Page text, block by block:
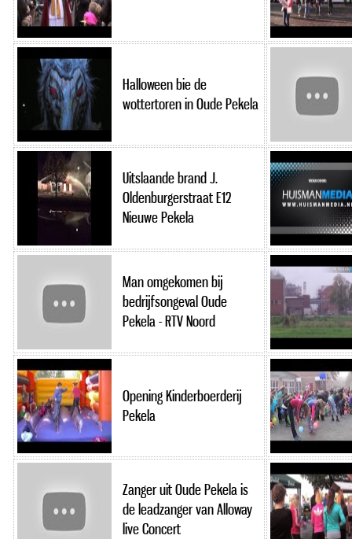
Halloween bie de
wottertoren in Oude Pekela
Uitslaande brand J.
Oldenburgerstraat E12
Nieuwe Pekela
Man omgekomen bij
bedrijfsongeval Oude
Pekela - RTV Noord
Opening Kinderboerderij
Pekela
Zanger uit Oude Pekela is
de leadzanger van Alloway
live Concert